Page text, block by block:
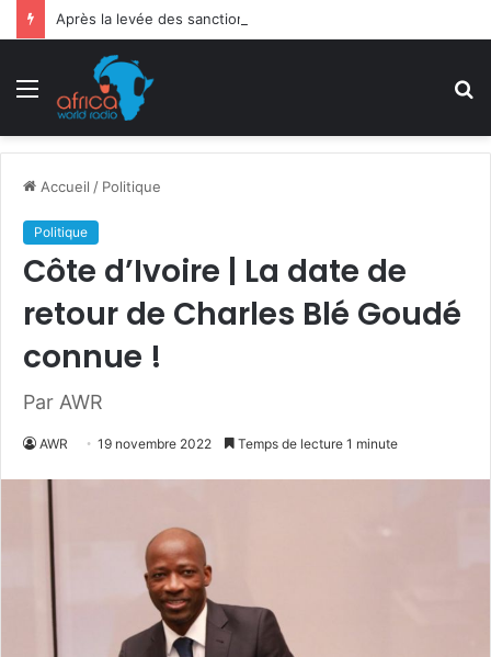
Menu
Accueil / Politique
Politique
Côte d’Ivoire | La date de
retour de Charles Blé Goudé
connue !
Par AWR
AWR 19 novembre 2022 Temps de lecture 1 minute